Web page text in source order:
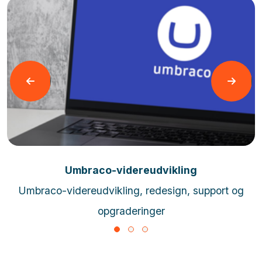
Læs mere
Umbraco-videreudvikling
Umbraco-videreudvikling, redesign, support og
opgraderinger